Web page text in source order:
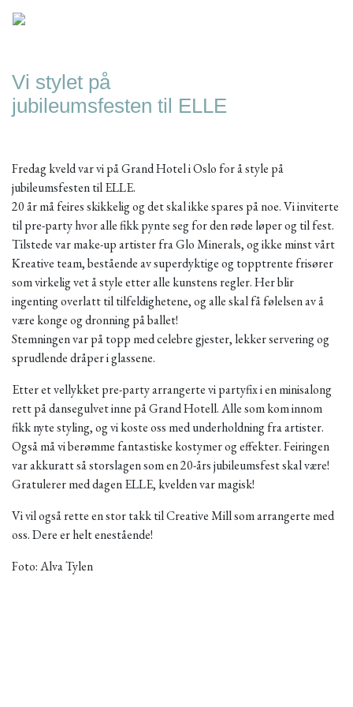
Vi stylet på
jubileumsfesten til ELLE
Fredag kveld var vi på Grand Hotel i Oslo for å style på
jubileumsfesten til ELLE.
20 år må feires skikkelig og det skal ikke spares på noe. Vi inviterte
til pre-party hvor alle fikk pynte seg for den røde løper og til fest.
Tilstede var make-up artister fra Glo Minerals, og ikke minst vårt
Kreative team, bestående av superdyktige og topptrente frisører
som virkelig vet å style etter alle kunstens regler. Her blir
ingenting overlatt til tilfeldighetene, og alle skal få følelsen av å
være konge og dronning på ballet!
Stemningen var på topp med celebre gjester, lekker servering og
sprudlende dråper i glassene.
Etter et vellykket pre-party arrangerte vi partyfix i en minisalong
rett på dansegulvet inne på Grand Hotell. Alle som kom innom
fikk nyte styling, og vi koste oss med underholdning fra artister.
Også må vi berømme fantastiske kostymer og effekter. Feiringen
var akkuratt så storslagen som en 20-års jubileumsfest skal være!
Gratulerer med dagen ELLE, kvelden var magisk!
Vi vil også rette en stor takk til Creative Mill som arrangerte med
oss. Dere er helt enestående!
Foto: Alva Tylen